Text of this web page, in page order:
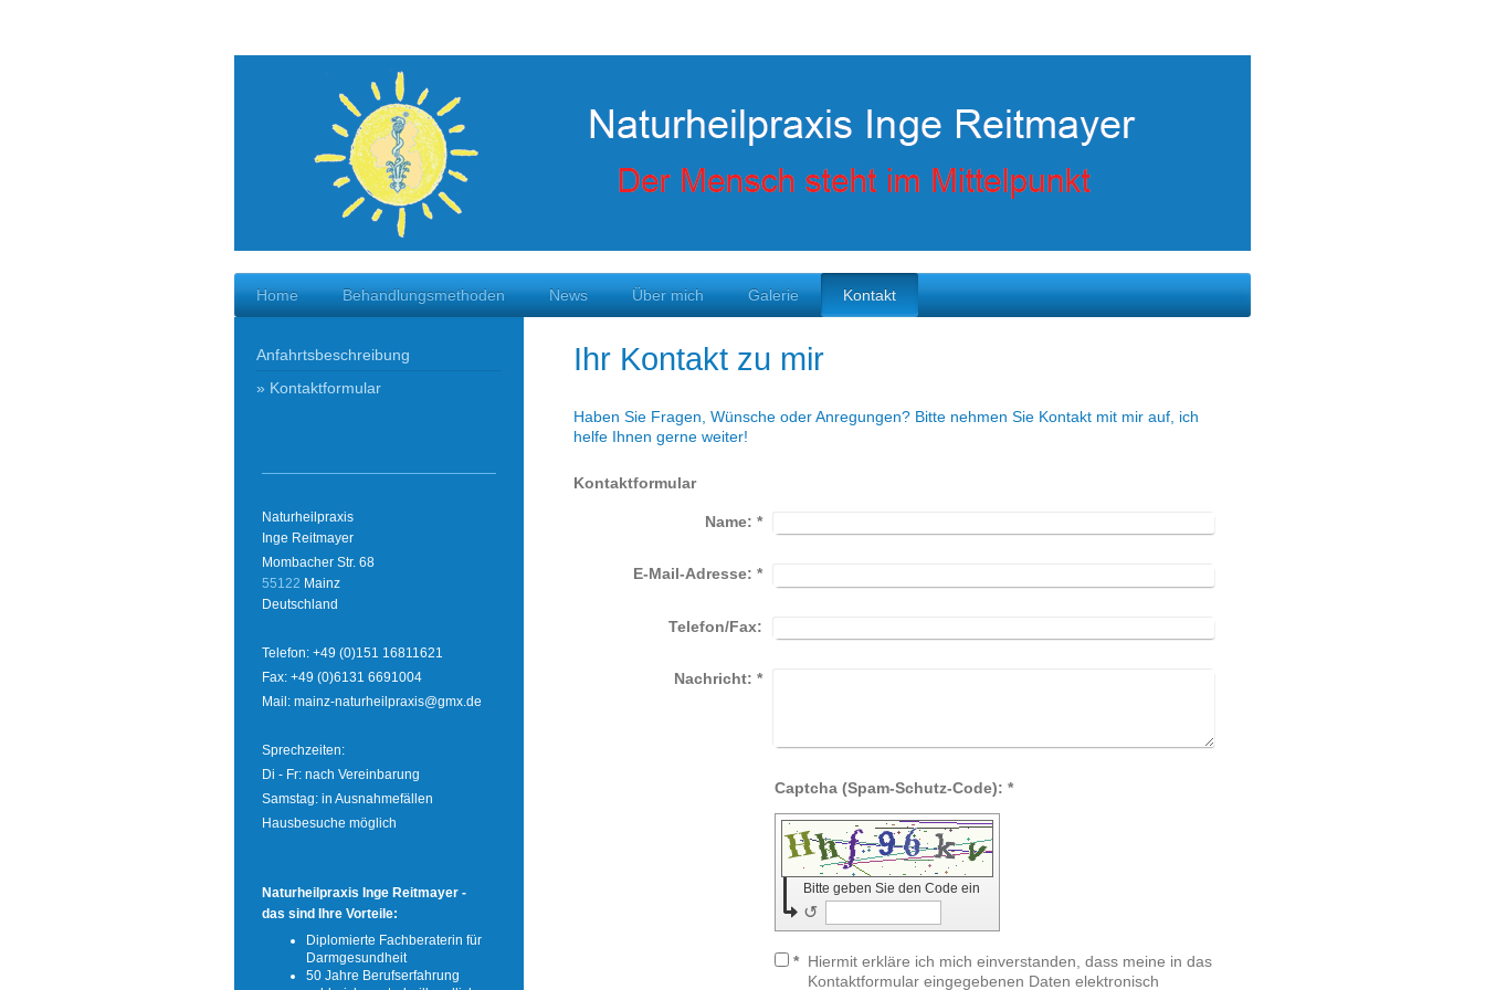
Home Behandlungsmethoden News Über mich Galerie Kontakt
Ihr Kontakt zu mir
Haben Sie Fragen, Wünsche oder Anregungen? Bitte nehmen Sie Kontakt mit mir auf, ich
helfe Ihnen gerne weiter!
Kontaktformular
Name: *
E-Mail-Adresse: *
Telefon/Fax:
Nachricht: *
Captcha (Spam-Schutz-Code): *
Bitte geben Sie den Code ein
↺
* Hiermit erkläre ich mich einverstanden, dass meine in das
Kontaktformular eingegebenen Daten elektronisch
Anfahrtsbeschreibung
Kontaktformular
Naturheilpraxis
Inge Reitmayer
Mombacher Str. 68
55122 Mainz
Deutschland
Telefon: +49 (0)151 16811621
Fax: +49 (0)6131 6691004
Mail: mainz-naturheilpraxis@gmx.de
Sprechzeiten:
Di - Fr: nach Vereinbarung
Samstag: in Ausnahmefällen
Hausbesuche möglich
Naturheilpraxis Inge Reitmayer -
das sind Ihre Vorteile:
Diplomierte Fachberaterin für
Darmgesundheit
50 Jahre Berufserfahrung